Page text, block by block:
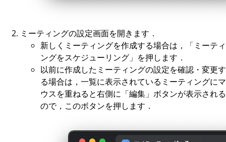
ミーティングの設定画面を開きます．
新しくミーティングを作成する場合は，「ミーティ
ングをスケジューリング」を押します．
以前に作成したミーティングの設定を確認・変更す
る場合は，一覧に表示されているミーティングにマ
ウスを重ねると右側に「編集」ボタンが表示される
ので，このボタンを押します．